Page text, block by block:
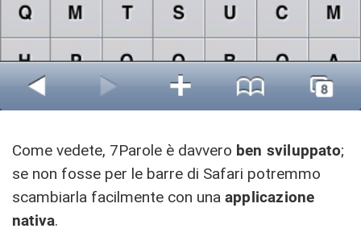
Come vedete, 7Parole è davvero ben sviluppato;
se non fosse per le barre di Safari potremmo
scambiarla facilmente con una applicazione
nativa.